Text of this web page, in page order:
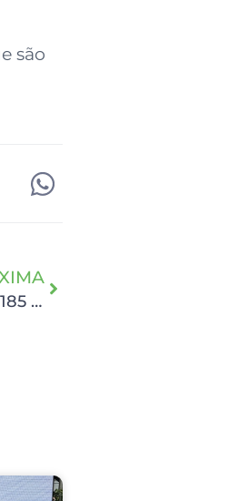
são
Troco Solidário do Novo Atacarejo arrecada mais de R$ 185 mil para o HCP